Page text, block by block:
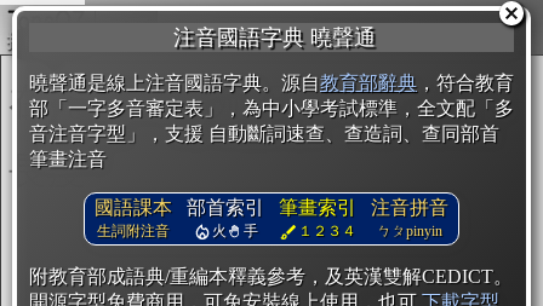
注音國語字典 曉聲通
曉聲通是線上注音國語字典。源自教育部辭典 ，符合教育
部「一字多音審定表」，為中小學考試標準，全文配「多
音注音字型」，支援 自動斷詞速查、查造詞、查同部首
筆畫注音
國語課本
生詞附注音
部首索引
火 手
筆畫索引
１２３４
注音拼音
ㄅㄆpinyin
附教育部成語典/重編本釋義參考，及英漢雙解CEDICT。